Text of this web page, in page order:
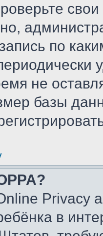
по
не
базы
Privacy
в